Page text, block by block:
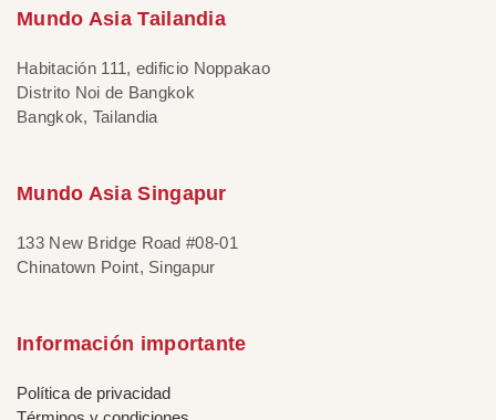
Mundo Asia Tailandia
Habitación 111, edificio Noppakao
Distrito Noi de Bangkok
Bangkok, Tailandia
Mundo Asia Singapur
133 New Bridge Road #08-01
Chinatown Point, Singapur
Información importante
Política de privacidad